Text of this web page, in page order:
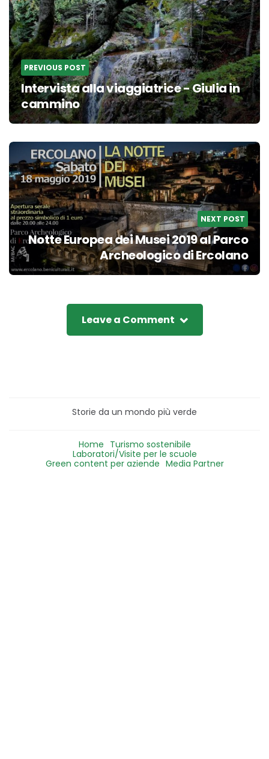
PREVIOUS POST
Intervista alla viaggiatrice - Giulia in
cammino
NEXT POST
Notte Europea dei Musei 2019 al Parco
Archeologico di Ercolano
Leave a Comment
Storie da un mondo più verde
Home Turismo sostenibile
Laboratori/Visite per le scuole
Green content per aziende Media Partner